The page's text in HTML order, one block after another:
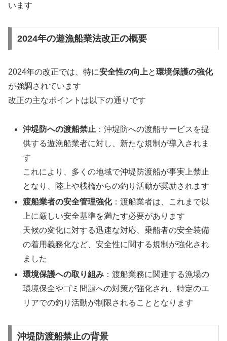
います
2024年の遊漁船業法改正の概要
2024年の改正では、特に安全性の向上と環境保護の強化
が強調されています
改正の主なポイントは以下の通りです
沖堤防への渡船禁止 ：沖堤防への渡船サービスを提
供する遊漁船業者に対し、新たな規制が導入されま
す
これにより、多くの地域で沖堤防渡船が事実上禁止
となり、陸上や桟橋からの釣り活動が奨励されます
渡船業者の安全管理強化：渡船業者は、これまで以
上に厳しい安全基準を満たす必要があります
天候の変化に対する迅速な対応、乗船者の安全装備
の着用義務化など、安全性に関する規制が強化され
ました
環境保護への取り組み ：渡船業務に関連する漁場の
環境保全やゴミ問題への対策が強化され、特定のエ
リアでの釣り活動が制限されることとなります
沖堤防渡船禁止の背景